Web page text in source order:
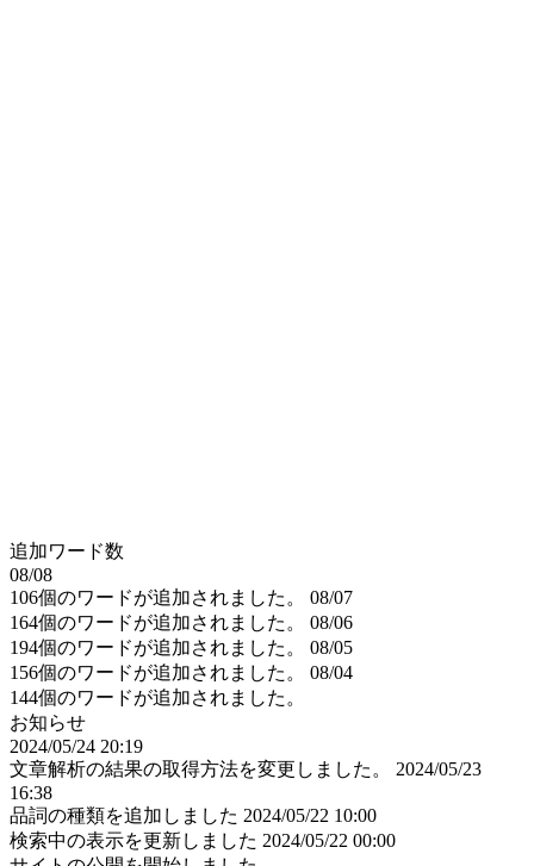
追加ワード数
08/08
106個のワードが追加されました。
08/07
164個のワードが追加されました。
08/06
194個のワードが追加されました。
08/05
156個のワードが追加されました。
08/04
144個のワードが追加されました。
お知らせ
2024/05/24 20:19
文章解析の結果の取得方法を変更しました。
2024/05/23
16:38
品詞の種類を追加しました 2024/05/22 10:00
検索中の表示を更新しました 2024/05/22 00:00